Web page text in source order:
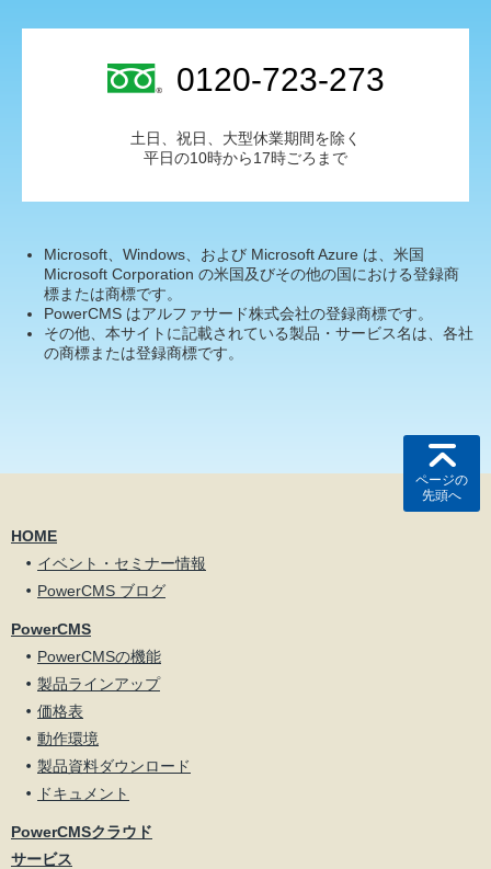
0120-723-273
土日、祝日、大型休業期間を除く
平日の10時から17時ごろまで
Microsoft、Windows、および Microsoft Azure は、米国
Microsoft Corporation の米国及びその他の国における登録商
標または商標です。
PowerCMS はアルファサード株式会社の登録商標です。
その他、本サイトに記載されている製品・サービス名は、各社
の商標または登録商標です。
ページの
先頭へ
HOME
イベント・セミナー情報
PowerCMS ブログ
PowerCMS
PowerCMSの機能
製品ラインアップ
価格表
動作環境
製品資料ダウンロード
ドキュメント
PowerCMSクラウド
サービス